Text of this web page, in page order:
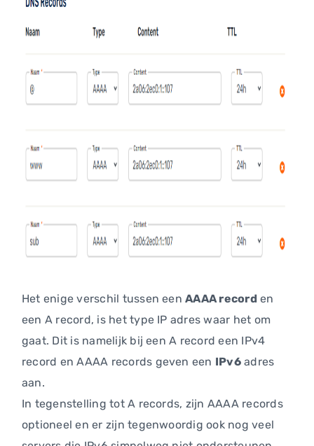
Het enige verschil tussen eenAAAA recorden
een A record, is het type IP adres waar het om
gaat. Dit is namelijk bij een A record een IPv4
record en AAAA records geven een IPv6adres
aan.
In tegenstelling tot A records, zijn AAAA records
optioneel en er zijn tegenwoordig ook nog veel